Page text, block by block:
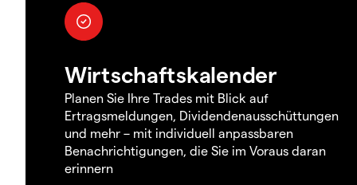
Wirtschaftskalender
Planen Sie Ihre Trades mit Blick auf
Ertragsmeldungen, Dividendenausschüttungen
und mehr – mit individuell anpassbaren
Benachrichtigungen, die Sie im Voraus daran
erinnern